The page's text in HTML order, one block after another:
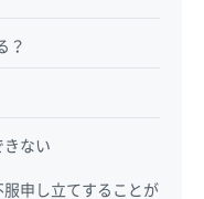
？
きない
申し立てすることが